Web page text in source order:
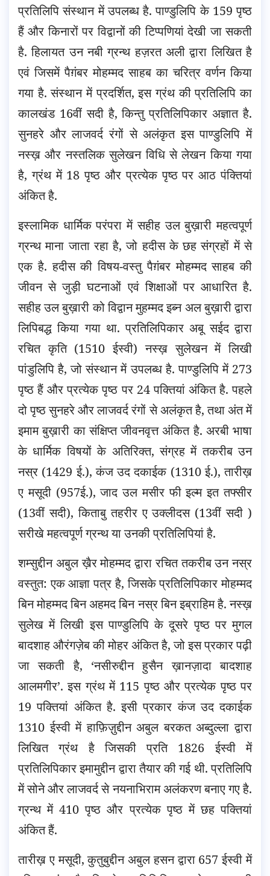
प्रतिलिपि संस्थान में उपलब्ध है. पाण्डुलिपि के 159 पृष्ठ
हैं और किनारों पर विद्वानों की टिप्पणियां देखी जा सकती
है. हिलायत उन नबी ग्रन्थ हज़रत अली द्वारा लिखित है
एवं जिसमें पैग़ंबर मोहम्मद साहब का चरित्र वर्णन किया
गया है. संस्थान में प्रदर्शित, इस ग्रंथ की प्रतिलिपि का
कालखंड 16वीं सदी है, किन्तु प्रतिलिपिकार अज्ञात है.
सुनहरे और लाजवर्द रंगों से अलंकृत इस पाण्डुलिपि में
नस्ख़ और नस्तलिक सुलेखन विधि से लेखन किया गया
है, ग्रंथ में 18 पृष्ठ और प्रत्येक पृष्ठ पर आठ पंक्तियां
अंकित है.
इस्लामिक धार्मिक परंपरा में सहीह उल बुख़ारी महत्वपूर्ण
ग्रन्थ माना जाता रहा है, जो हदीस के छह संग्रहों में से
एक है. हदीस की विषय-वस्तु पैग़ंबर मोहम्मद साहब की
जीवन से जुड़ी घटनाओं एवं शिक्षाओं पर आधारित है.
सहीह उल बुख़ारी को विद्वान मुहम्मद इब्न अल बुख़ारी द्वारा
लिपिबद्ध किया गया था. प्रतिलिपिकार अबू सईद द्वारा
रचित कृति (1510 ईस्वी) नस्ख़ सुलेखन में लिखी
पांडुलिपि है, जो संस्थान में उपलब्ध है. पाण्डुलिपि में 273
पृष्ठ हैं और प्रत्येक पृष्ठ पर 24 पक्तियां अंकित है. पहले
दो पृष्ठ सुनहरे और लाजवर्द रंगों से अलंकृत है, तथा अंत में
इमाम बुख़ारी का संक्षिप्त जीवनवृत्त अंकित है. अरबी भाषा
के धार्मिक विषयों के अतिरिक्त, संग्रह में तकरीब उन
नस्र (1429 ई.), कंज उद दकाईक (1310 ई.), तारीख़
ए मसूदी (957ई.), जाद उल मसीर फी इल्म इत तफ्सीर
(13वीं सदी), किताबु तहरीर ए उक्लीदस (13वीं सदी )
सरीखे महत्वपूर्ण ग्रन्थ या उनकी प्रतिलिपियां है.
शम्सुद्दीन अबुल ख़ैर मोहम्मद द्वारा रचित तकरीब उन नस्र
वस्तुत: एक आज्ञा पत्र है, जिसके प्रतिलिपिकार मोहम्मद
बिन मोहम्मद बिन अहमद बिन नस्र बिन इब्राहिम है. नस्ख़
सुलेख में लिखी इस पाण्डुलिपि के दूसरे पृष्ठ पर मुगल
बादशाह औरंगज़ेब की मोहर अंकित है, जो इस प्रकार पढ़ी
जा सकती है, ‘नसीरुद्दीन हुसैन ख़ानज़ादा बादशाह
आलमगीर’. इस ग्रंथ में 115 पृष्ठ और प्रत्येक पृष्ठ पर
19 पक्तियां अंकित है. इसी प्रकार कंज उद दकाईक
1310 ईस्वी में हाफ़िज़ुद्दीन अबुल बरकत अब्दुल्ला द्वारा
लिखित ग्रंथ है जिसकी प्रति 1826 ईस्वी में
प्रतिलिपिकार इमामुद्दीन द्वारा तैयार की गई थी. प्रतिलिपि
में सोने और लाजवर्द से नयनाभिराम अलंकरण बनाए गए है.
ग्रन्थ में 410 पृष्ठ और प्रत्येक पृष्ठ में छह पक्तियां
अंकित हैं.
तारीख़ ए मसूदी, कुतुबुद्दीन अबुल हसन द्वारा 657 ईस्वी में